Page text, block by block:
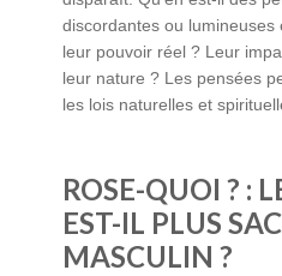
discordantes ou
leur pouvoir réel ? Leur
leur nature ? Les pensées
les lois naturelles et
ROSE-QUOI ? :
EST-IL PLUS
MASCULIN ?